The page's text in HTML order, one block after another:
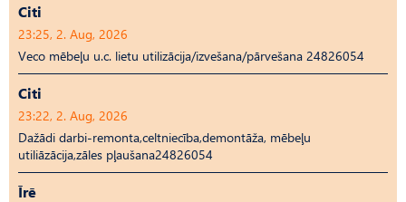
Citi
23:25, 2. Aug, 2026
Veco mēbeļu u.c. lietu utilizācija/izvešana/pārvešana 24826054
Citi
23:22, 2. Aug, 2026
Dažādi darbi-remonta,celtniecība,demontāža, mēbeļu
utiliāzācija,zāles pļaušana24826054
Īrē